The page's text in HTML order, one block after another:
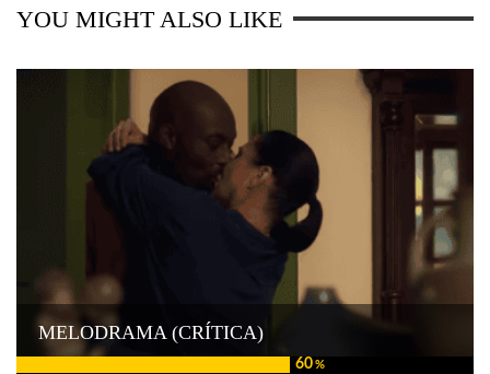
YOU MIGHT ALSO LIKE
60%
MELODRAMA (CRÍTICA)